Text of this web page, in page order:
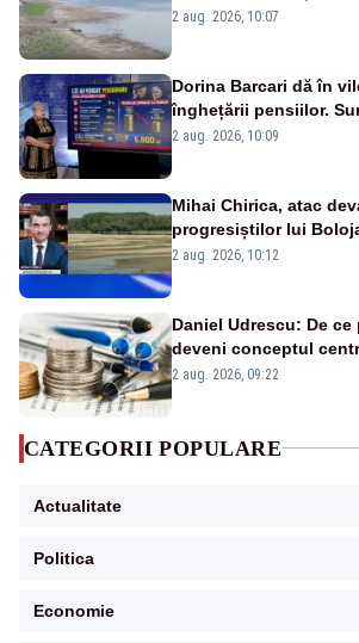
va detona o stâncă și
2 aug. 2026, 10:07
Dorina Barcari dă în
înghețării pensiilor.
pierdute de fiecare
2 aug. 2026, 10:09
Mihai Chirica, atac
progresiștilor lui
protejăm și natura, dar
2 aug. 2026, 10:12
Daniel Udrescu: De
deveni conceptul
viitoare?
2 aug. 2026, 09:22
CATEGORII POPULARE
Actualitate
Politica
Economie